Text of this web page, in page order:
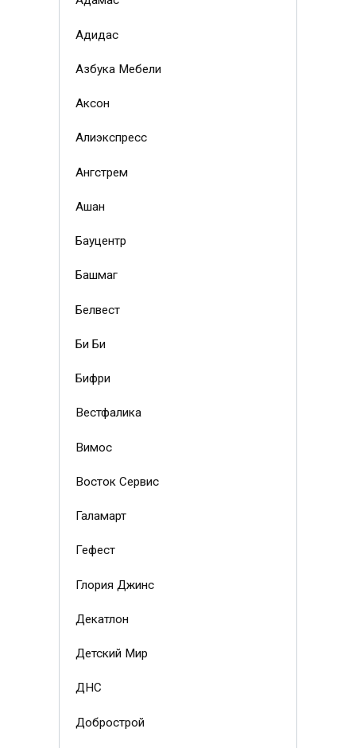
Адидас
Азбука Мебели
Аксон
Алиэкспресс
Ангстрем
Ашан
Бауцентр
Башмаг
Белвест
Би Би
Бифри
Вестфалика
Вимос
Восток Сервис
Галамарт
Гефест
Глория Джинс
Декатлон
Детский Мир
ДНС
Добрострой